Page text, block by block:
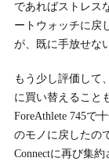
であればストレス
ートウォッチに戻
が、既に手放せな
もう少し評価して
に買い替えること
ForeAthlete 745で
のモノに戻したの
Connectに再び集